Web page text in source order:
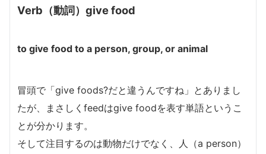
Verb（動詞）give food
to give food to a person, group, or animal
冒頭で「give foods?だと違うんですね」とありまし
たが、まさしくfeedはgive foodを表す単語というこ
とが分かります。
そして注目するのは動物だけでなく、人（a person）